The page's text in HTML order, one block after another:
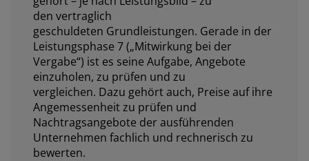
den vertraglich
geschuldeten Grundleistungen. Gerade in der
Leistungsphase 7 („Mitwirkung bei der
Vergabe“) ist es seine Aufgabe, Angebote
einzuholen, zu prüfen und zu
vergleichen. Dazu gehört auch, Preise auf ihre
Angemessenheit zu prüfen und
Nachtragsangebote der ausführenden
Unternehmen fachlich und rechnerisch zu
bewerten.